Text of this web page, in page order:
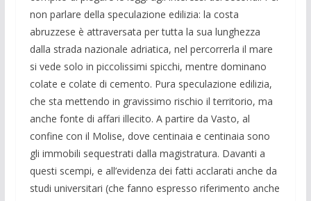
non parlare della speculazione edilizia: la costa
abruzzese è attraversata per tutta la sua lunghezza
dalla strada nazionale adriatica, nel percorrerla il mare
si vede solo in piccolissimi spicchi, mentre dominano
colate e colate di cemento. Pura speculazione edilizia,
che sta mettendo in gravissimo rischio il territorio, ma
anche fonte di affari illecito. A partire da Vasto, al
confine con il Molise, dove centinaia e centinaia sono
gli immobili sequestrati dalla magistratura. Davanti a
questi scempi, e all’evidenza dei fatti acclarati anche da
studi universitari (che fanno espresso riferimento anche